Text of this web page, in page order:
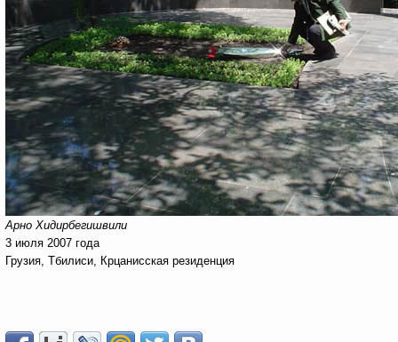
Арно Хидирбегишвили
3 июля 2007 года
Грузия, Тбилиси, Крцанисская резиденция